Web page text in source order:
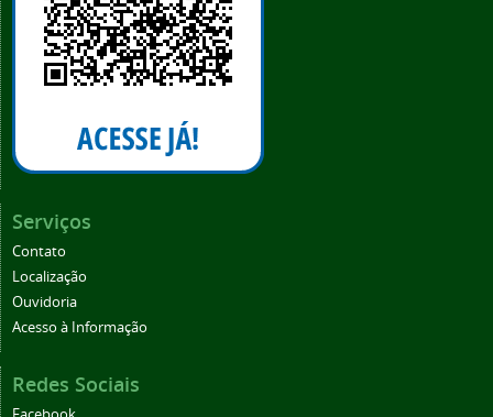
Serviços
Contato
Localização
Ouvidoria
Acesso à Informação
Redes Sociais